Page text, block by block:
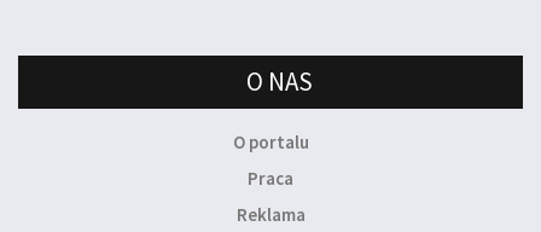
O NAS
O portalu
Praca
Reklama